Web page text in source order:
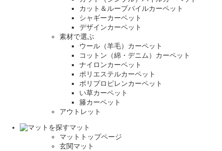
カット＆ループパイルカーペット
シャギーカーペット
デザインカーペット
素材で選ぶ
ウール（羊毛）カーペット
コットン（綿・デニム）カーペット
ナイロンカーペット
ポリエステルカーペット
ポリプロピレンカーペット
い草カーペット
籐カーペット
アウトレット
マット
マットトップページ
玄関マット